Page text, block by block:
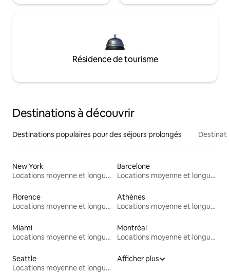
Résidence de tourisme
Destinations à découvrir
Destinations populaires pour des séjours prolongés
New York
Locations moyenne et longue durée
Barcelone
Locations moyenne et longue durée
Florence
Locations moyenne et longue durée
Athènes
Locations moyenne et longue durée
Miami
Locations moyenne et longue durée
Montréal
Locations moyenne et longue durée
Seattle
Locations moyenne et longue durée
Afficher plus